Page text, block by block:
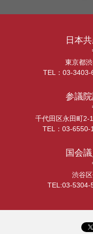
日本
東京都
TEL：03-
参議
千代田区永田町
TEL：03-
国会
渋谷
TEL:03-